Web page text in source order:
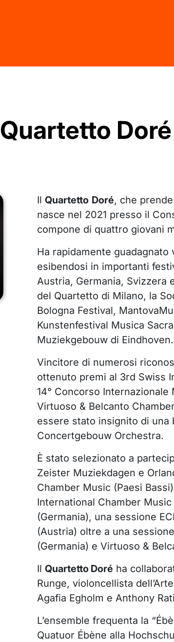
Quartetto Doré
Il Quartetto Doré, che
nasce nel 2021 presso il
compone di quattro giovani
Ha rapidamente
esibendosi in importanti
Austria, Germania, Svizzera
del Quartetto di Milano, la
Bologna Festival,
Kunstenfestival Musica
Muziekgebouw di Eindhoven.
Vincitore di numerosi
ottenuto premi al 3rd Swiss
14° Concorso
Virtuoso & Belcanto
essere stato insignito di una
Concertgebouw Orchestra.
È stato selezionato a
Zeister Muziekdagen e
Chamber Music (Paesi
International Chamber
(Germania), una sessione
(Austria) oltre a una
(Germania) e Virtuoso &
Il Quartetto Doré ha
Runge, violoncellista
Agafia Egholm e Anthony
L’ensemble frequenta la
Quatuor Ébène alla